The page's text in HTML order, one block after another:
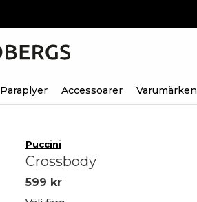
Paraplyer Accessoarer Varumärken
Puccini
Crossbody
599 kr